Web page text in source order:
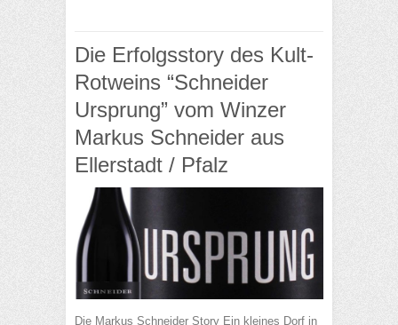
Die Erfolgsstory des Kult-
Rotweins “Schneider
Ursprung” vom Winzer
Markus Schneider aus
Ellerstadt / Pfalz
Die Markus Schneider Story Ein kleines Dorf in